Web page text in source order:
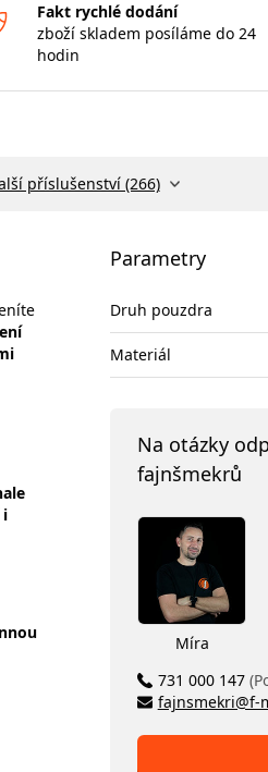
Fakt rychlé dodání
zboží skladem posíláme do 24
hodin
příslušenství (266)
i
Parametry
Druh pouzdra
Materiál
Na otázky
fajnšmekrů
Míra
731 000 147
fajnsmekri@f-